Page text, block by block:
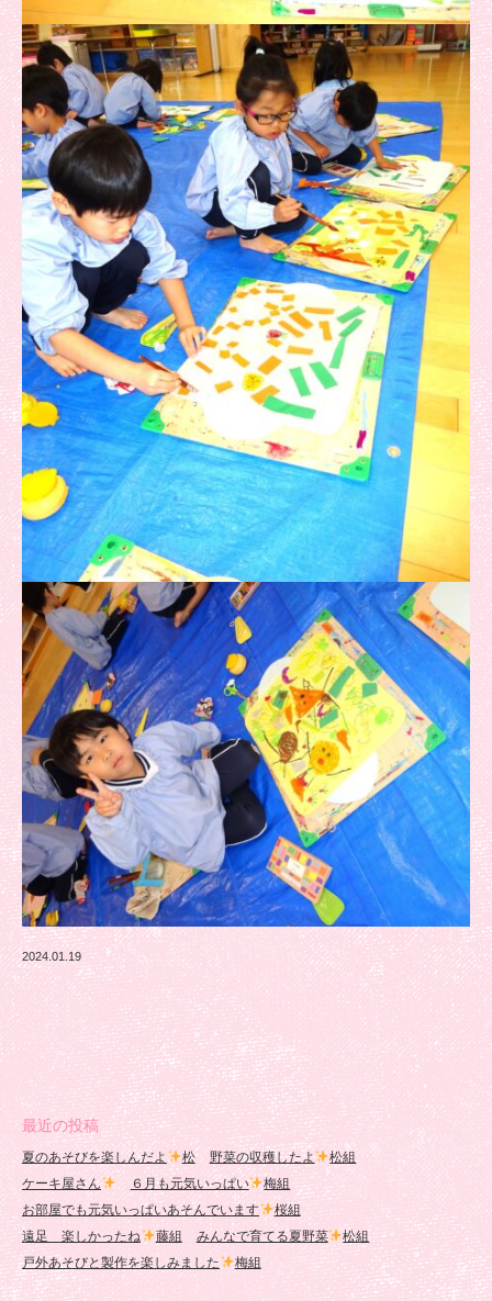
2024.01.19
最近の投稿
夏のあそびを楽しんだよ 松 野菜の収穫したよ
松組
ケーキ屋さん
６月も元気いっぱい
梅組
お部屋でも元気いっぱいあそんでいます
桜組
遠足 楽しかったね
藤組 みんなで育てる夏野菜
松組
戸外あそびと製作を楽しみました
梅組